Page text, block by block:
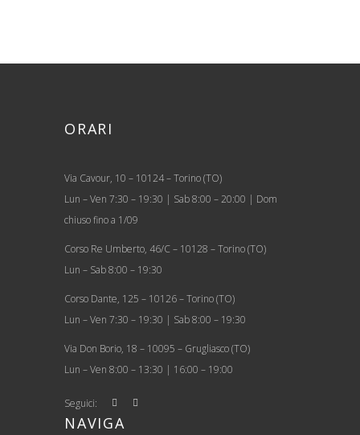
ORARI
Via Cavour, 10 – 10124 – Torino (TO)
Lun – Ven 7:30 – 19:30 | Sab 8:00 – 20:00 | Dom
chiuso fino a 1/09
Corso Re Umberto, 46/C – 10128 – Torino (TO)
Lun – Sab 8:00 – 19:30
Corso Dante, 125 – 10126 – Torino (TO)
Lun – Ven 7:30 – 19:30 | Sab 8:00 – 19:30
Via Don Borio, 18 – 10095 – Grugliasco (TO)
Lun – Ven 8:00 – 13:30 | 16:00 – 19:00
Seguici:
NAVIGA